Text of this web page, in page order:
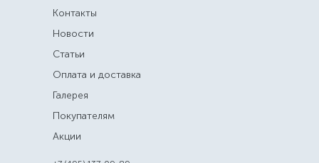
Контакты
Новости
Статьи
Оплата и доставка
Галерея
Покупателям
Акции